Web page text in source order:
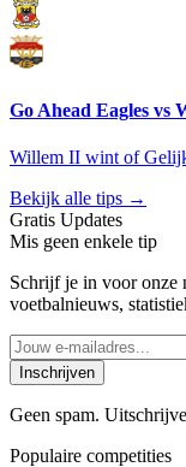
Go Ahead Eagles vs
Willem II wint of
Bekijk alle tips →
Gratis Updates
Mis geen enkele tip
Schrijf je in voor onze
voetbalnieuws,
Inschrijven
Geen spam.
Populaire competities